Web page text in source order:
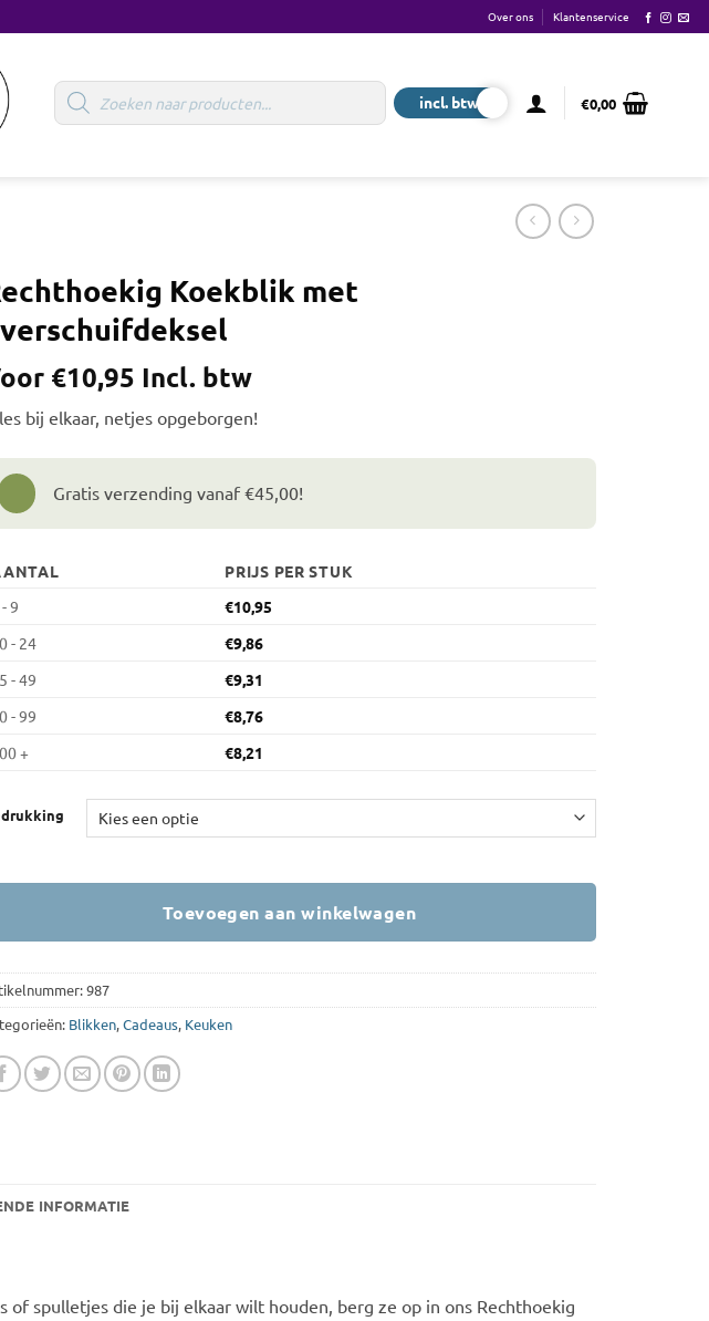
Over ons Klantenservice
Producten
zoeken €0,00
Koekblik met
€10,95 Incl. btw
bij elkaar, netjes opgeborgen!
Gratis verzending vanaf €45,00!
PRIJS PER STUK
9
€10,95
- 24
€9,86
- 49
€9,31
- 99
€8,76
+
€8,21
Toevoegen aan winkelwagen
987
Blikken,Cadeaus, Keuken
INFORMATIE
spulletjes die je bij elkaar wilt houden, berg ze op in ons Rechthoekig